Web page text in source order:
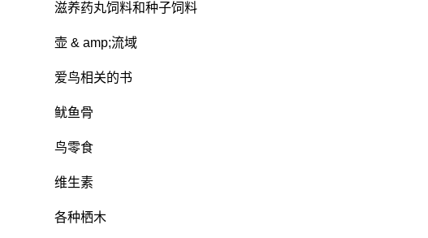
滋养药丸饲料和种子饲料
壶 & amp;流域
爱鸟相关的书
鱿鱼骨
鸟零食
维生素
各种栖木